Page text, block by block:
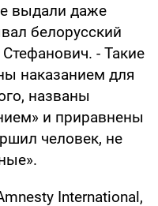
выдали даже
белорусский
- Такие
наказанием для
названы
и приравнены
человек, не
International,